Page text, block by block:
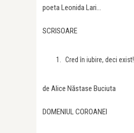
poeta Leonida Lari…
SCRISOARE
Cred în iubire, deci exist!
de Alice Năstase Buciuta
DOMENIUL COROANEI